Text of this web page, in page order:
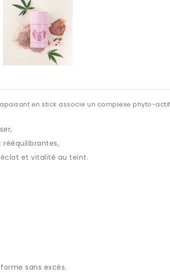
en stick associe un complexe phyto-
rééquilibrantes,
et vitalité au teint.
sans excès.